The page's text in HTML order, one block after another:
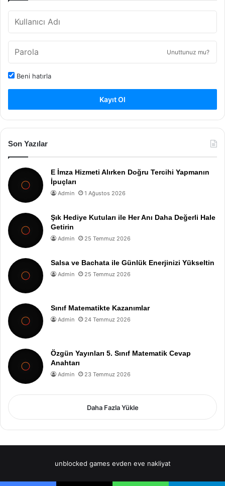
Unuttunuz mu?
Beni hatırla
Kayıt Ol
Son Yazılar
E İmza Hizmeti Alırken Doğru Tercihi Yapmanın
İpuçları
Admin 1 Ağustos 2026
Şık Hediye Kutuları ile Her Anı Daha Değerli Hale
Getirin
Admin 25 Temmuz 2026
Salsa ve Bachata ile Günlük Enerjinizi Yükseltin
Admin 25 Temmuz 2026
Sınıf Matematikte Kazanımlar
Admin 24 Temmuz 2026
Özgün Yayınları 5. Sınıf Matematik Cevap
Anahtarı
Admin 23 Temmuz 2026
Daha Fazla Yükle
unblocked games evden eve nakliyat